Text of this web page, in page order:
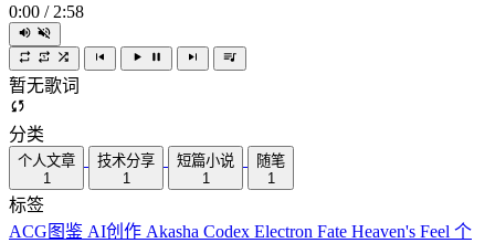
0:00 / 2:58
暂无歌词
分类
个人文章
1
技术分享
1
短篇小说
1
随笔
1
标签
ACG图鉴 AI创作 Akasha Codex Electron Fate Heaven's Feel 个